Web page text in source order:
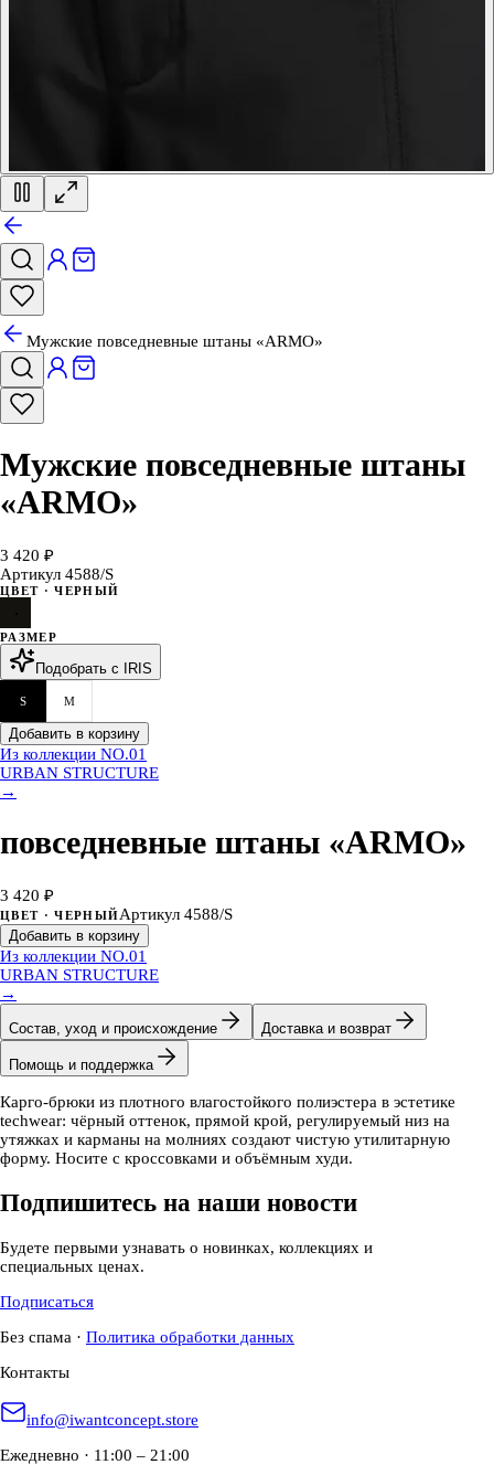
Мужские повседневные штаны «ARMO»
Мужские повседневные штаны
«ARMO»
3 420 ₽
Артикул 4588/S
ЦВЕТ · ЧЕРНЫЙ
РАЗМЕР
Подобрать с IRIS
S M
Добавить в корзину
Из коллекции NO.01
URBAN STRUCTURE
→
повседневные штаны «ARMO»
3 420 ₽
ЦВЕТ · ЧЕРНЫЙАртикул 4588/S
Добавить в корзину
Из коллекции NO.01
URBAN STRUCTURE
→
Состав, уход и происхождение Доставка и возврат
Помощь и поддержка
Карго-брюки из плотного влагостойкого полиэстера в эстетике
techwear: чёрный оттенок, прямой крой, регулируемый низ на
утяжках и карманы на молниях создают чистую утилитарную
форму. Носите с кроссовками и объёмным худи.
Подпишитесь на наши новости
Будете первыми узнавать о новинках, коллекциях и
специальных ценах.
Подписаться
Без спама · Политика обработки данных
Контакты
info@iwantconcept.store
Ежедневно · 11:00 – 21:00